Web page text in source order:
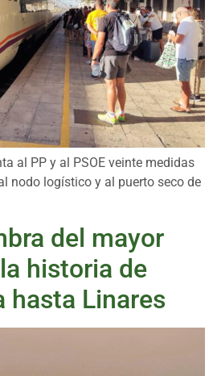
al PP y al PSOE veinte medidas
nodo logístico y al puerto seco de
del mayor
historia de
hasta Linares